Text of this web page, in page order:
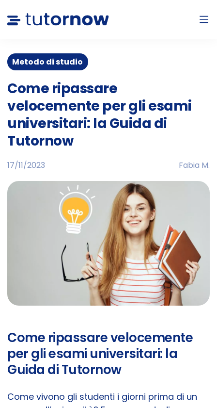
Metodo di studio
Come ripassare
velocemente per gli esami
universitari: la Guida di
Tutornow
17/11/2023 Fabia M.
Come ripassare velocemente
per gli esami universitari: la
Guida di Tutornow
Come vivono gli studenti i giorni prima di un